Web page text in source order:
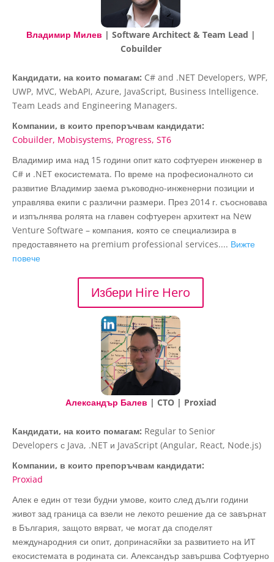
Владимир Милев | Software Architect & Team Lead |
Cobuilder
Кандидати, на които помагам: C# and .NET Developers, WPF,
UWP, MVC, WebAPI, Azure, JavaScript, Business Intelligence.
Team Leads and Engineering Managers.
Компании, в които препоръчвам кандидати:
Cobuilder Mobisystems Progress ST6
Владимир има над 15 години опит като софтуерен инженер в
C# и .NET екосистемата. По време на професионалното си
развитие Владимир заема ръководно-инженерни позиции и
управлява екипи с различни размери. През 2014 г. съосновава
и изпълнява ролята на главен софтуерен архитект на New
Venture Software – компания, която се специализира в
предоставянето на premium professional services.... Вижте
повече
Избери Hire Hero
Александър Балев | CTO | Proxiad
Кандидати, на които помагам: Regular to Senior
Developers с Java, .NET и JavaScript (Angular, React, Node.js)
Компании, в които препоръчвам кандидати:
Proxiad
Алек е един от тези будни умове, които след дълги години
живот зад граница са взели не лекото решение да се завърнат
в България, защото вярват, че могат да споделят
международния си опит, допринасяйки за развитието на ИТ
екосистемата в родината си. Александър завършва Софтуерно